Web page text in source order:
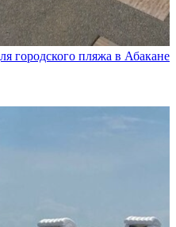
городского пляжа в Абакане